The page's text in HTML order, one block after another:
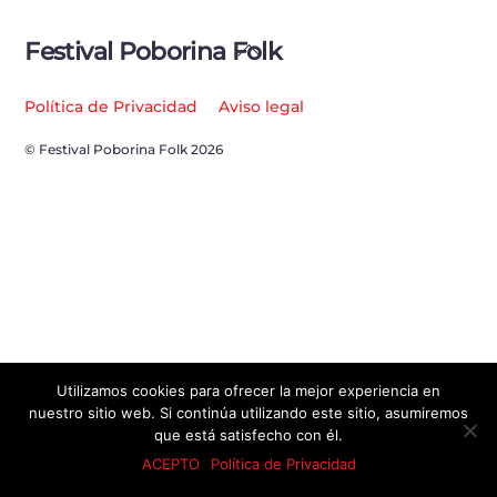
Back
Top
Festival Poborina Folk
Política de Privacidad Aviso legal
© Festival Poborina Folk 2026
Utilizamos cookies para ofrecer la mejor experiencia en
nuestro sitio web. Si continúa utilizando este sitio, asumiremos
que está satisfecho con él.
ACEPTO
Política de Privacidad